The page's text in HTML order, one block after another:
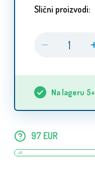
Slični proizvodi:
Na lageru 5+
97 EUR